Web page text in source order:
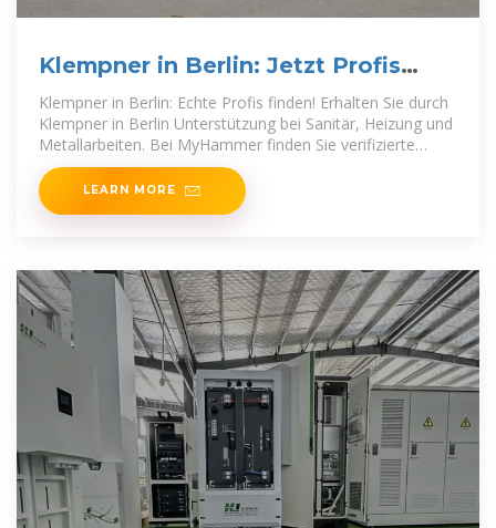
Klempner in Berlin: Jetzt Profis
finden! | MyHammer
Klempner in Berlin: Echte Profis finden! Erhalten Sie durch
Klempner in Berlin Unterstützung bei Sanitär, Heizung und
Metallarbeiten. Bei MyHammer finden Sie verifizierte
Klempnereien in
LEARN MORE